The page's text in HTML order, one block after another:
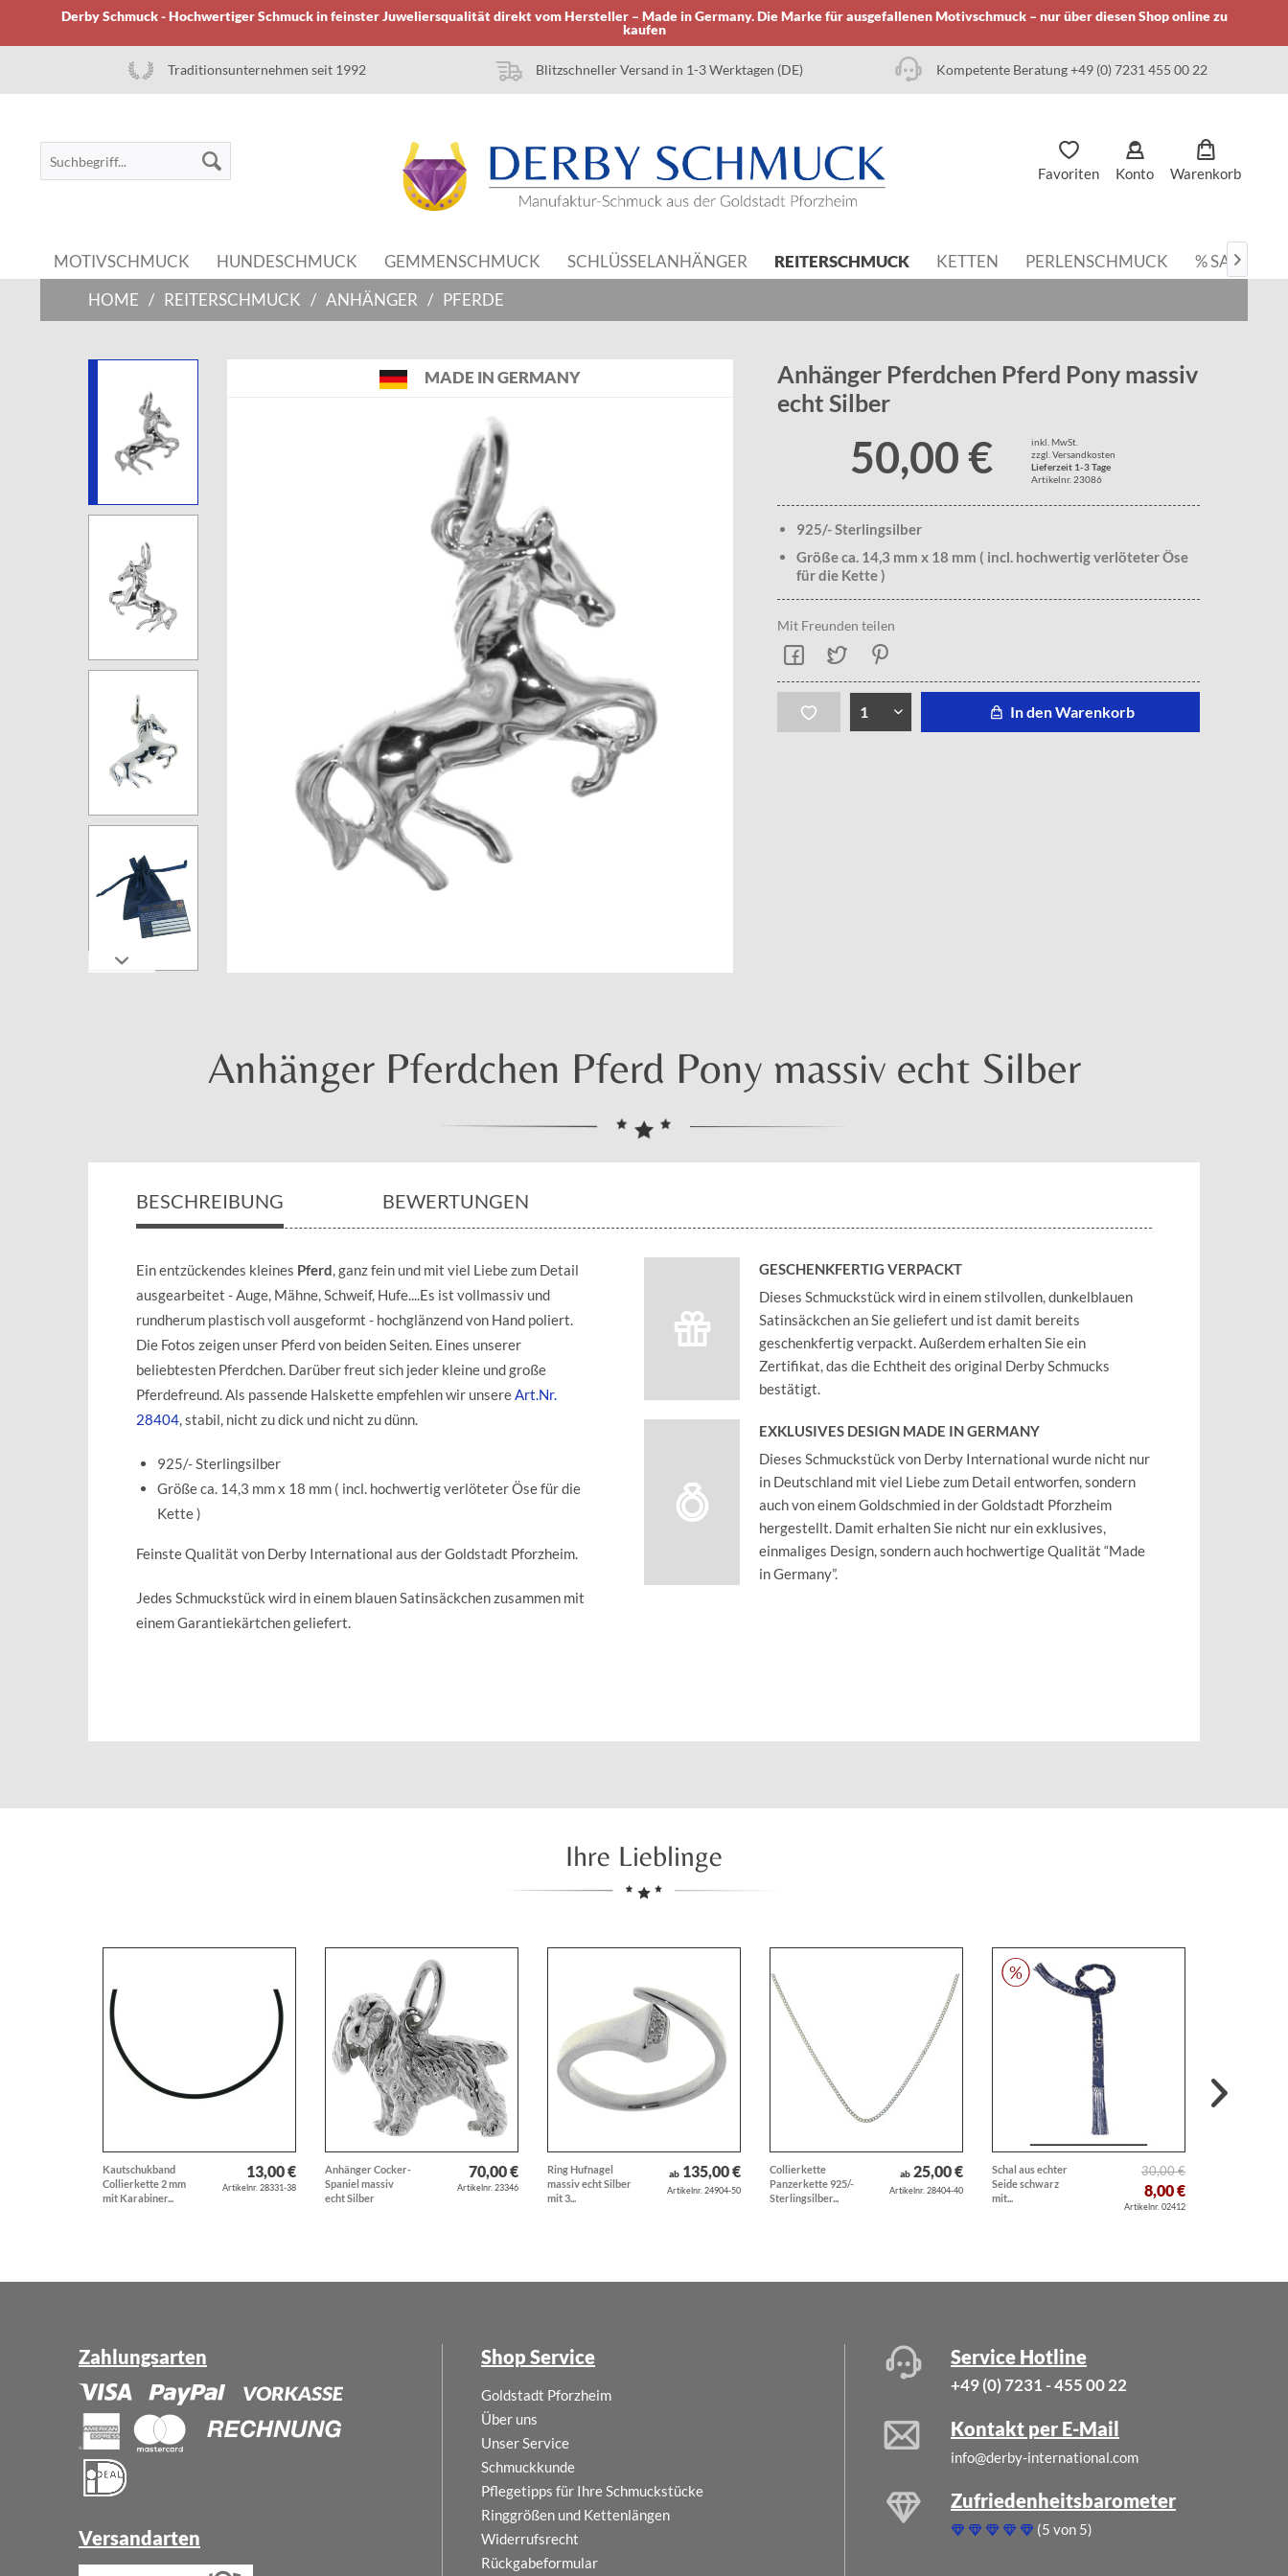
Derby Schmuck - Hochwertiger Schmuck in feinster Juweliersqualität direkt vom Hersteller – Made in Germany. Die Marke für ausgefallenen Motivschmuck – nur über diesen Shop online zu
kaufen
Traditionsunternehmen seit 1992 Blitzschneller Versand in 1-3 Werktagen (DE) Kompetente Beratung +49 (0) 7231 455 00 22
Favoriten Konto Warenkorb
MOTIVSCHMUCK HUNDESCHMUCK GEMMENSCHMUCK SCHLÜSSELANHÄNGER REITERSCHMUCK KETTEN PERLENSCHMUCK % SALE

HOME / REITERSCHMUCK / ANHÄNGER / PFERDE
MADE IN GERMANY
Anhänger Pferdchen Pferd Pony massiv
echt Silber
50,00 €
inkl. MwSt.
zzgl. Versandkosten
Lieferzeit 1-3 Tage
Artikelnr. 23086
925/- Sterlingsilber
Größe ca. 14,3 mm x 18 mm ( incl. hochwertig verlöteter Öse
für die Kette )
Mit Freunden teilen
In den Warenkorb
Anhänger Pferdchen Pferd Pony massiv echt Silber
BESCHREIBUNG BEWERTUNGEN
Ein entzückendes kleines Pferd , ganz fein und mit viel Liebe zum Detail
ausgearbeitet - Auge, Mähne, Schweif, Hufe....Es ist vollmassiv und
rundherum plastisch voll ausgeformt - hochglänzend von Hand poliert.
Die Fotos zeigen unser Pferd von beiden Seiten. Eines unserer
beliebtesten Pferdchen. Darüber freut sich jeder kleine und große
Pferdefreund. Als passende Halskette empfehlen wir unsere Art.Nr.
28404 , stabil, nicht zu dick und nicht zu dünn.
925/- Sterlingsilber
Größe ca. 14,3 mm x 18 mm ( incl. hochwertig verlöteter Öse für die
Kette )
Feinste Qualität von Derby International aus der Goldstadt Pforzheim.
Jedes Schmuckstück wird in einem blauen Satinsäckchen zusammen mit
einem Garantiekärtchen geliefert.
GESCHENKFERTIG VERPACKT
Dieses Schmuckstück wird in einem stilvollen, dunkelblauen
Satinsäckchen an Sie geliefert und ist damit bereits
geschenkfertig verpackt. Außerdem erhalten Sie ein
Zertifikat, das die Echtheit des original Derby Schmucks
bestätigt.
EXKLUSIVES DESIGN MADE IN GERMANY
Dieses Schmuckstück von Derby International wurde nicht nur
in Deutschland mit viel Liebe zum Detail entworfen, sondern
auch von einem Goldschmied in der Goldstadt Pforzheim
hergestellt. Damit erhalten Sie nicht nur ein exklusives,
einmaliges Design, sondern auch hochwertige Qualität “Made
in Germany”.
Ihre Lieblinge
Kautschukband
Collierkette 2 mm
mit Karabiner...
13,00 €
Artikelnr. 28331-38
Anhänger Cocker-
Spaniel massiv
echt Silber
70,00 €
Artikelnr. 23346
Ring Hufnagel
massiv echt Silber
mit 3...
ab 135,00 €
Artikelnr. 24904-50
Collierkette
Panzerkette 925/-
Sterlingsilber...
ab 25,00 €
Artikelnr. 28404-40
Schal aus echter
Seide schwarz
mit...
30,00 €
8,00 €
Artikelnr. 02412
Zahlungsarten
Versandarten
Shop Service
Goldstadt Pforzheim
Über uns
Unser Service
Schmuckkunde
Pflegetipps für Ihre Schmuckstücke
Ringgrößen und Kettenlängen
Widerrufsrecht
Rückgabeformular
Service Hotline
+49 (0) 7231 - 455 00 22
Kontakt per E-Mail
info@derby-international.com
Zufriedenheitsbarometer
(5 von 5)